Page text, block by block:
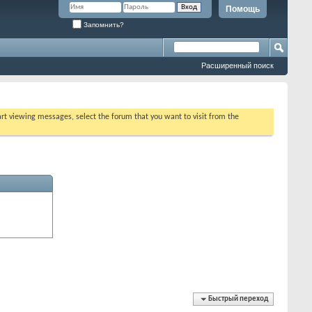
Помощь
Запомнить?
Расширенный поиск
viewing messages, select the forum that you want to visit from the
Быстрый переход